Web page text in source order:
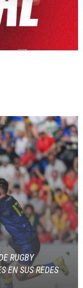
RUGBY
EN SUS REDES